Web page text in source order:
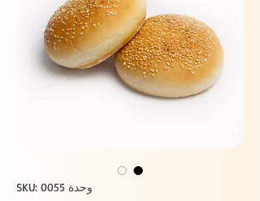
وحدة SKU: 0055